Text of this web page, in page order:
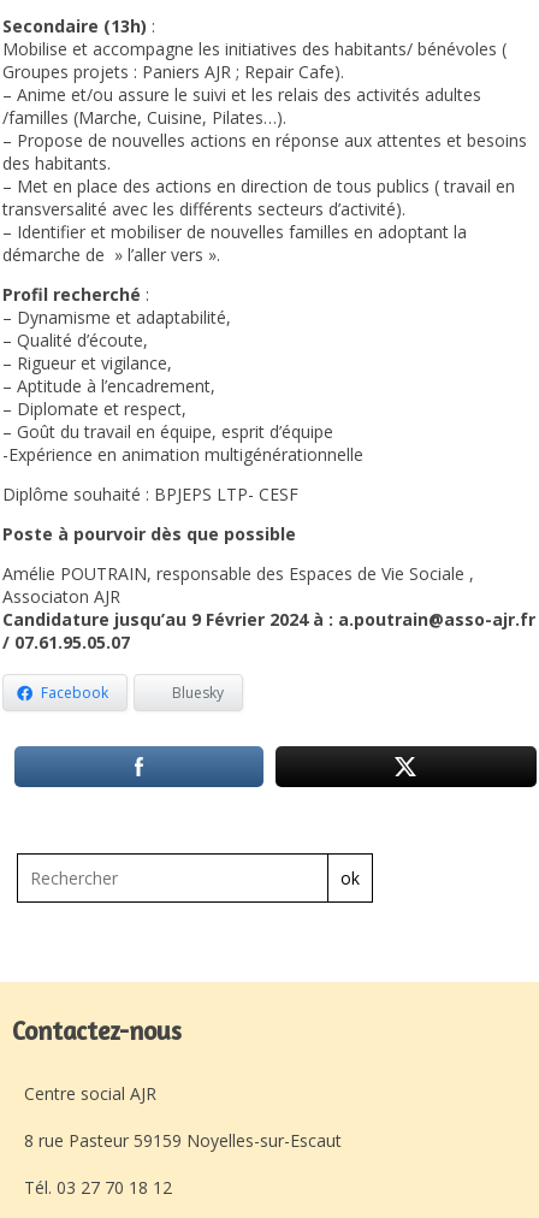
Secondaire (13h) :
Mobilise et accompagne les initiatives des habitants/ bénévoles (
Groupes projets : Paniers AJR ; Repair Cafe).
– Anime et/ou assure le suivi et les relais des activités adultes
/familles (Marche, Cuisine, Pilates…).
– Propose de nouvelles actions en réponse aux attentes et besoins
des habitants.
– Met en place des actions en direction de tous publics ( travail en
transversalité avec les différents secteurs d’activité).
– Identifier et mobiliser de nouvelles familles en adoptant la
démarche de » l’aller vers ».
Profil recherché :
– Dynamisme et adaptabilité,
– Qualité d’écoute,
– Rigueur et vigilance,
– Aptitude à l’encadrement,
– Diplomate et respect,
– Goût du travail en équipe, esprit d’équipe
-Expérience en animation multigénérationnelle
Diplôme souhaité : BPJEPS LTP- CESF
Poste à pourvoir dès que possible
Amélie POUTRAIN, responsable des Espaces de Vie Sociale ,
Associaton AJR
Candidature jusqu’au 9 Février 2024 à : a.poutrain@asso-ajr.fr
/ 07.61.95.05.07
Facebook Bluesky
ok
Contactez-nous
Centre social AJR
8 rue Pasteur 59159 Noyelles-sur-Escaut
Tél. 03 27 70 18 12